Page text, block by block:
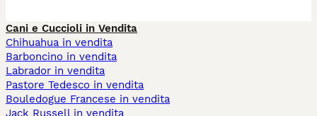
Cani e Cuccioli in Vendita
Chihuahua in vendita
Barboncino in vendita
Labrador in vendita
Pastore Tedesco in vendita
Bouledogue Francese in vendita